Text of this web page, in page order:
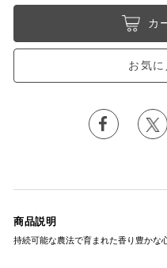
カ
お気
商品説明
持続可能な農法で育まれた香り豊かな